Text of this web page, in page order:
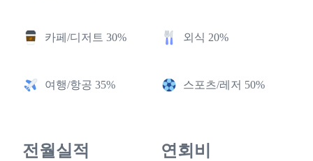
카페/디저트 30% 외식 20%
여행/항공 35% 스포츠/레저 50%
전월실적 연회비